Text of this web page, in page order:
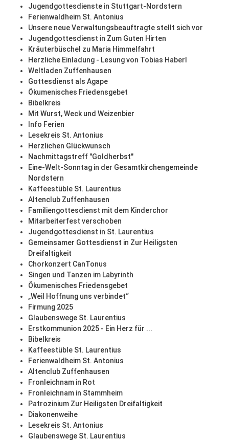
Jugendgottesdienste in Stuttgart-Nordstern
Ferienwaldheim St. Antonius
Unsere neue Verwaltungsbeauftragte stellt sich vor
Jugendgottesdienst in Zum Guten Hirten
Kräuterbüschel zu Maria Himmelfahrt
Herzliche Einladung - Lesung von Tobias Haberl
Weltladen Zuffenhausen
Gottesdienst als Agape
Ökumenisches Friedensgebet
Bibelkreis
Mit Wurst, Weck und Weizenbier
Info Ferien
Lesekreis St. Antonius
Herzlichen Glückwunsch
Nachmittagstreff "Goldherbst"
Eine-Welt-Sonntag in der Gesamtkirchengemeinde
Nordstern
Kaffeestüble St. Laurentius
Altenclub Zuffenhausen
Familiengottesdienst mit dem Kinderchor
Mitarbeiterfest verschoben
Jugendgottesdienst in St. Laurentius
Gemeinsamer Gottesdienst in Zur Heiligsten
Dreifaltigkeit
Chorkonzert CanTonus
Singen und Tanzen im Labyrinth
Ökumenisches Friedensgebet
„Weil Hoffnung uns verbindet“
Firmung 2025
Glaubenswege St. Laurentius
Erstkommunion 2025 - Ein Herz für ...
Bibelkreis
Kaffeestüble St. Laurentius
Ferienwaldheim St. Antonius
Altenclub Zuffenhausen
Fronleichnam in Rot
Fronleichnam in Stammheim
Patrozinium Zur Heiligsten Dreifaltigkeit
Diakonenweihe
Lesekreis St. Antonius
Glaubenswege St. Laurentius